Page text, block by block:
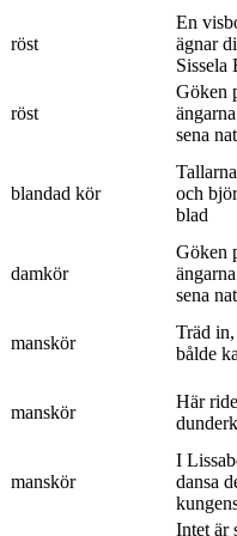
röst
En
ägnar
Sissela
röst
Göken
sena
blandad kör
och
blad
damkör
Göken
sena
manskör
Träd
bålde
manskör
Här
manskör
I
dansa
Intet är